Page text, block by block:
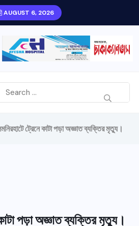
AUGUST 6, 2026
ট্রেনে কাটা পড়া অজ্ঞাত ব্যক্তির মৃত্যু।
পড়া অজ্ঞাত ব্যক্তির মৃত্যু।